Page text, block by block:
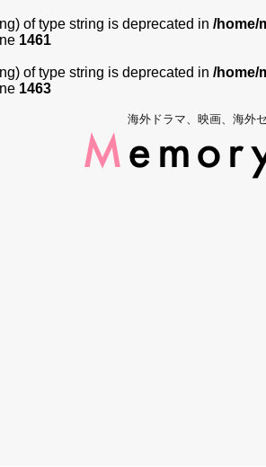
of type string is deprecated in /home/
1461
of type string is deprecated in /home/
1463
海外ドラマ、映画、海外